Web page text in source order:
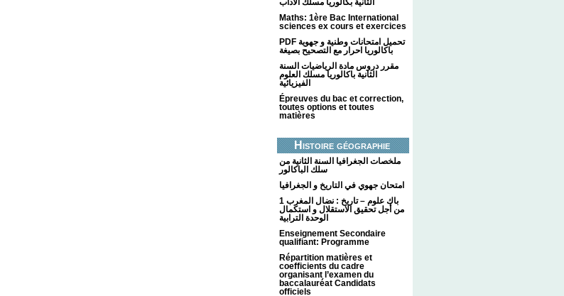
الثانية بكالوريا مسلك الآداب
Maths: 1ère Bac International
sciences ex cours et exercices
PDF تحميل امتحانات وطنية و جهوية
باكالوريا احرار مع التصحيح بصيغة
مقرر دروس مادة الرياضيات السنة
الثانية باكالوريا مسلك العلوم
الفيزيائية
Épreuves du bac et correction,
toutes options et toutes
matières
Histoire géographie
ملخصات الجغرافيا السنة الثانية من
سلك الباكالور
امتحان جهوي في التاريخ و الجغرافيا
1 باك علوم – تاريخ : نضال المغرب
من أجل تحقيق الاستقلال و استكمال
الوحدة الترابية
Enseignement Secondaire
qualifiant: Programme
Répartition matières et
coefficients du cadre
organisant l’examen du
baccalauréat Candidats
officiels